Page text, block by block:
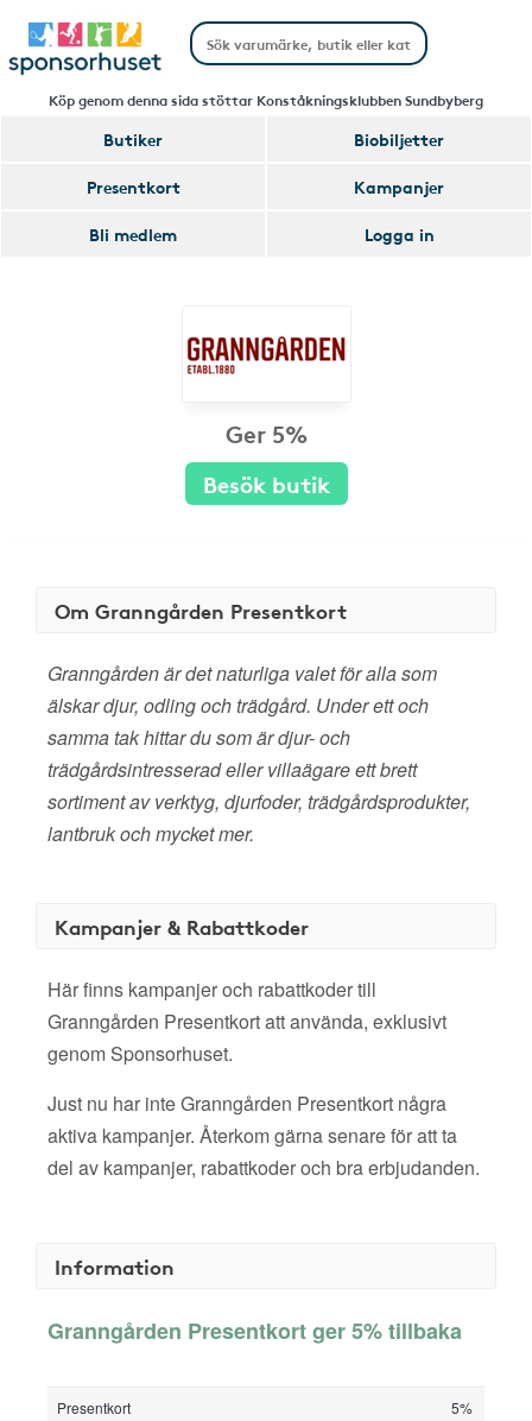
Köp genom denna sida stöttar Konståkningsklubben Sundbyberg
Butiker
Biobiljetter
Presentkort
Kampanjer
Bli medlem
Logga in
Ger 5%
Besök butik
Om Granngården Presentkort
Granngården är det naturliga valet för alla som
älskar djur, odling och trädgård. Under ett och
samma tak hittar du som är djur- och
trädgårdsintresserad eller villaägare ett brett
sortiment av verktyg, djurfoder, trädgårdsprodukter,
lantbruk och mycket mer.
Kampanjer & Rabattkoder
Här finns kampanjer och rabattkoder till
Granngården Presentkort att använda, exklusivt
genom Sponsorhuset.
Just nu har inte Granngården Presentkort några
aktiva kampanjer. Återkom gärna senare för att ta
del av kampanjer, rabattkoder och bra erbjudanden.
Information
Granngården Presentkort ger 5% tillbaka
Presentkort 5%